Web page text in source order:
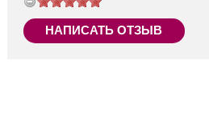
НАПИСАТЬ ОТЗЫВ